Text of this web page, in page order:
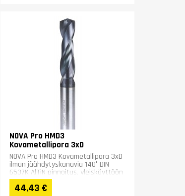
NOVA Pro HMD3
Kovametallipora 3xD
NOVA Pro HMD3 Kovametallipora 3xD
ilman jäähdytyskanavia 140° DIN
6537K AlTiN pinnoitus, yleiskäyttöön
Normal 0...
44,43 €